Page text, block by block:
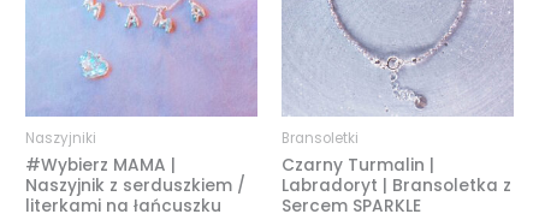
Naszyjniki
#Wybierz MAMA |
Naszyjnik z serduszkiem /
literkami na łańcuszku
Bransoletki
Czarny Turmalin |
Labradoryt | Bransoletka z
Sercem SPARKLE